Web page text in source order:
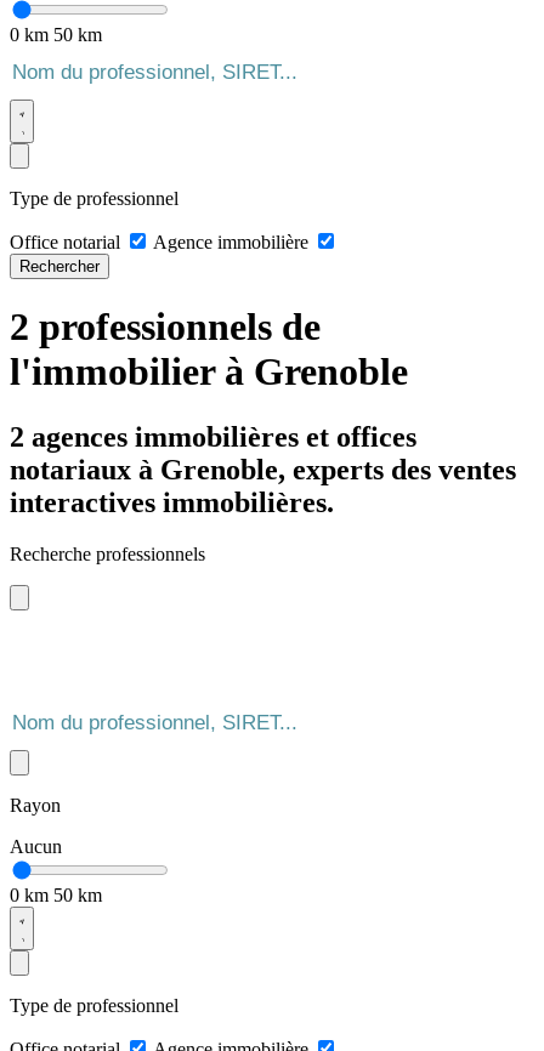
0 km 50 km
Type de professionnel
Office notarial Agence immobilière
Rechercher
2 professionnels de
l'immobilier à Grenoble
2 agences immobilières et offices
notariaux à Grenoble, experts des ventes
interactives immobilières.
Recherche professionnels
Rayon
Aucun
0 km 50 km
Type de professionnel